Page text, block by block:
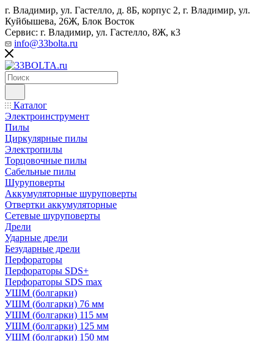
г. Владимир, ул. Гастелло, д. 8Б, корпус 2, г. Владимир, ул. ​
Куйбышева, 26Ж, Блок Восток
Сервис: г. Владимир, ул. Гастелло, 8Ж, к3
info@33bolta.ru
Каталог
Электроинструмент
Пилы
Циркулярные пилы
Электропилы
Торцовочные пилы
Сабельные пилы
Шуруповерты
Аккумуляторные шуруповерты
Отвертки аккумуляторные
Сетевые шуруповерты
Дрели
Ударные дрели
Безударные дрели
Перфораторы
Перфораторы SDS+
Перфораторы SDS max
УШМ (болгарки)
УШМ (болгарки) 76 мм
УШМ (болгарки) 115 мм
УШМ (болгарки) 125 мм
УШМ (болгарки) 150 мм